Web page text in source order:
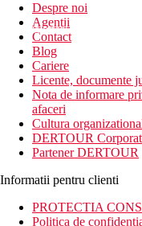
newsletter!
Despre noi
Agentii
Contact
Blog
Cariere
Licente, documente
Nota de informare
afaceri
Cultura
DERTOUR
Partener DERTOUR
Informatii pentru clienti
PROTECTIA
Politica de